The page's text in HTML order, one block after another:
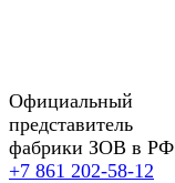
Официальный
представитель
фабрики ЗОВ в РФ
+7 861 202-58-12